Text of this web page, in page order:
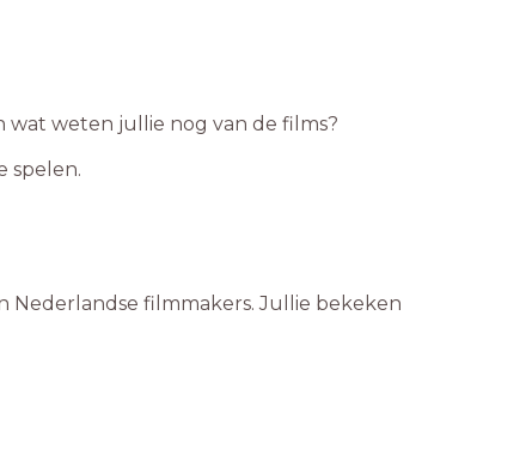
wat weten jullie nog van de films?
spelen.
Nederlandse filmmakers. Jullie bekeken